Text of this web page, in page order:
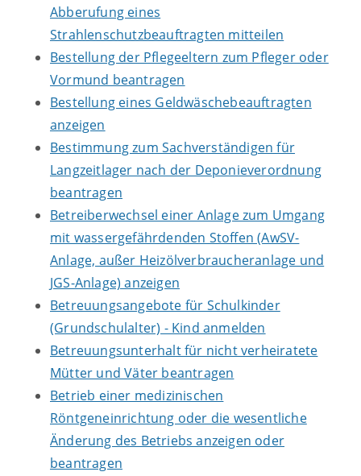
Abberufung eines
Strahlenschutzbeauftragten mitteilen
Bestellung der Pflegeeltern zum Pfleger oder
Vormund beantragen
Bestellung eines Geldwäschebeauftragten
anzeigen
Bestimmung zum Sachverständigen für
Langzeitlager nach der Deponieverordnung
beantragen
Betreiberwechsel einer Anlage zum Umgang
mit wassergefährdenden Stoffen (AwSV-
Anlage, außer Heizölverbraucheranlage und
JGS-Anlage) anzeigen
Betreuungsangebote für Schulkinder
(Grundschulalter) - Kind anmelden
Betreuungsunterhalt für nicht verheiratete
Mütter und Väter beantragen
Betrieb einer medizinischen
Röntgeneinrichtung oder die wesentliche
Änderung des Betriebs anzeigen oder
beantragen